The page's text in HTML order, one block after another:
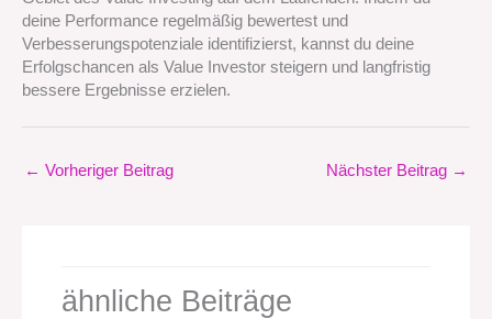
deine Performance regelmäßig bewertest und
Verbesserungspotenziale identifizierst, kannst du deine
Erfolgschancen als Value Investor steigern und langfristig
bessere Ergebnisse erzielen.
← Vorheriger Beitrag Nächster Beitrag →
ähnliche Beiträge